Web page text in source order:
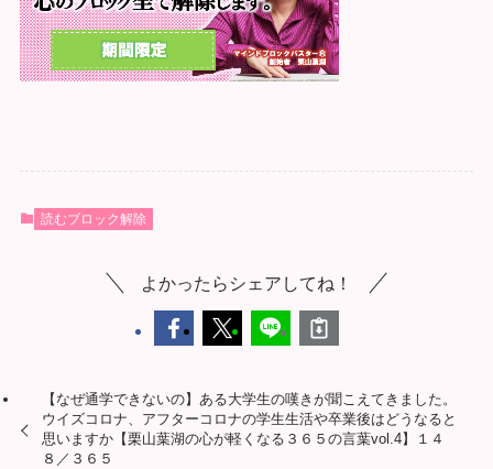
読むブロック解除
よかったらシェアしてね！
【なぜ通学できないの】ある大学生の嘆きが聞こえてきました。
ウイズコロナ、アフターコロナの学生生活や卒業後はどうなると
思いますか【栗山葉湖の心が軽くなる３６５の言葉vol.4】１４
８／３６５